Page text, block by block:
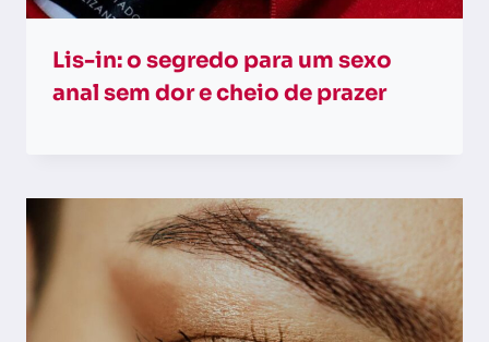
Lis-in: o segredo para um sexo
anal sem dor e cheio de prazer